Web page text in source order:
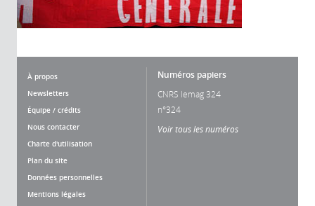
À propos
Newsletters
Équipe / crédits
Nous contacter
Charte d'utilisation
Plan du site
Données personnelles
Mentions légales
Numéros papiers
CNRS lemag 324
n°324
Voir tous les numéros